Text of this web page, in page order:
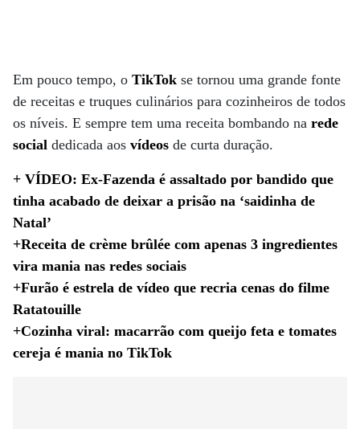
Em pouco tempo, o TikTok se tornou uma grande fonte
de receitas e truques culinários para cozinheiros de todos
os níveis. E sempre tem uma receita bombando na rede
social dedicada aos vídeos de curta duração.
+ VÍDEO: Ex-Fazenda é assaltado por bandido que
tinha acabado de deixar a prisão na ‘saidinha de
Natal’
+Receita de crème brûlée com apenas 3 ingredientes
vira mania nas redes sociais
+Furão é estrela de vídeo que recria cenas do filme
Ratatouille
+Cozinha viral: macarrão com queijo feta e tomates
cereja é mania no TikTok